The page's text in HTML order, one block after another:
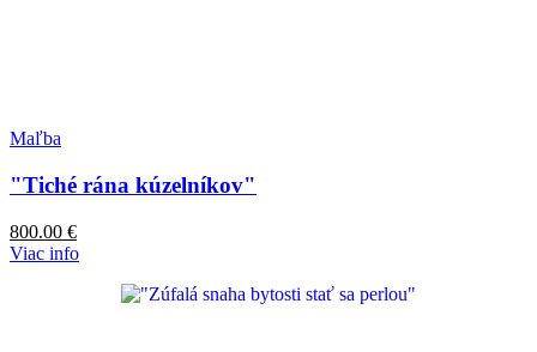
Maľba
"Tiché rána kúzelníkov"
800.00 €
Viac info